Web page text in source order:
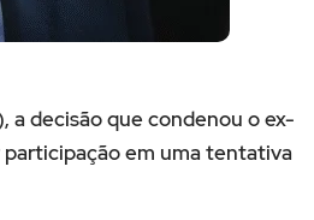
a decisão que condenou o ex-
participação em uma tentativa